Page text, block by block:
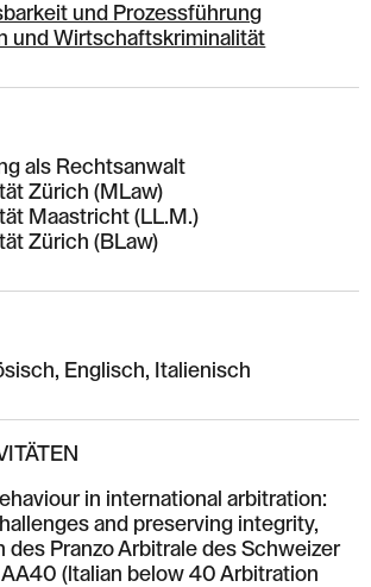
und Prozessführung
und Wirtschaftskriminalität
als Rechtsanwalt
Zürich (MLaw)
Maastricht (LL.M.)
Zürich (BLaw)
Englisch, Italienisch
in international arbitration:
and preserving integrity,
des Pranzo Arbitrale des Schweizer
AA40 (ltalian below 40 Arbitration